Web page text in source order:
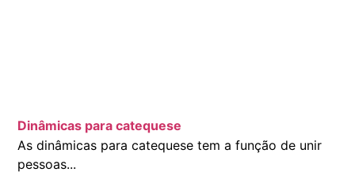
Dinâmicas para catequese
As dinâmicas para catequese tem a função de unir
pessoas...